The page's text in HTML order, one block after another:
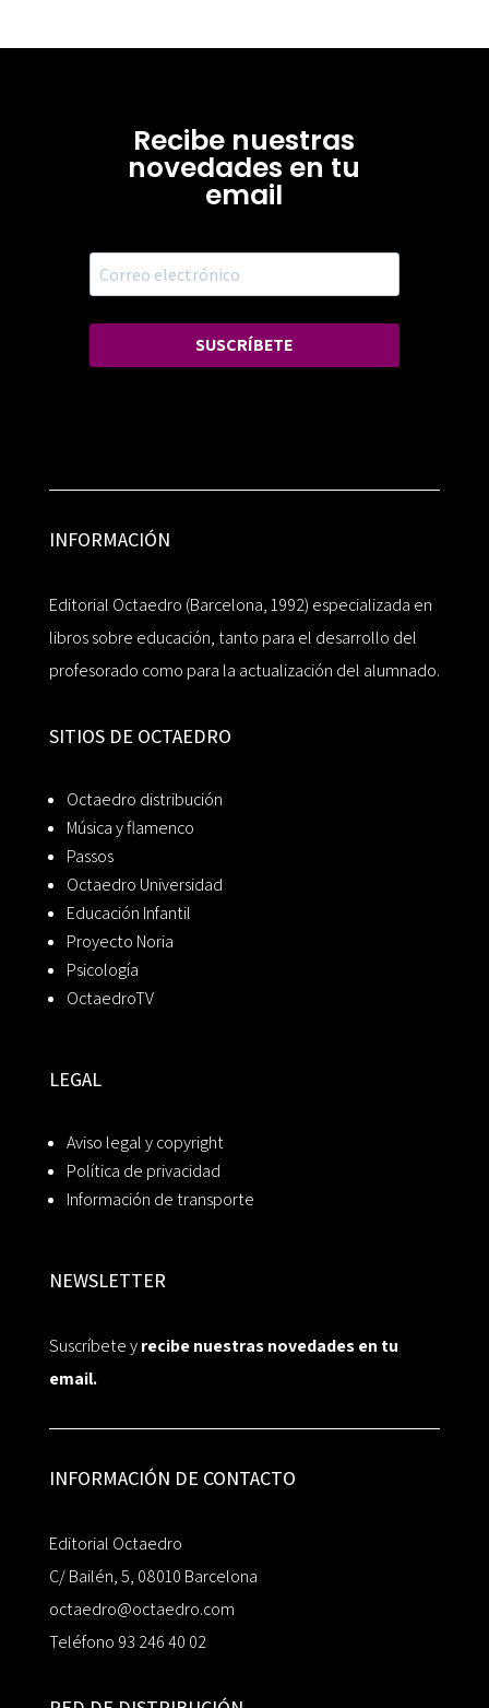
Recibe nuestras
novedades en tu
email
SUSCRÍBETE
INFORMACIÓN
Editorial Octaedro (Barcelona, 1992) especializada en
libros sobre educación, tanto para el desarrollo del
profesorado como para la actualización del alumnado.
SITIOS DE OCTAEDRO
Octaedro distribución
Música y flamenco
Passos
Octaedro Universidad
Educación Infantil
Proyecto Noria
Psicología
OctaedroTV
LEGAL
Aviso legal y copyright
Política de privacidad
Información de transporte
NEWSLETTER
Suscríbete yrecibe nuestras novedades en tu
email.
INFORMACIÓN DE CONTACTO
Editorial Octaedro
C/ Bailén, 5, 08010 Barcelona
octaedro@octaedro.com
Teléfono 93 246 40 02